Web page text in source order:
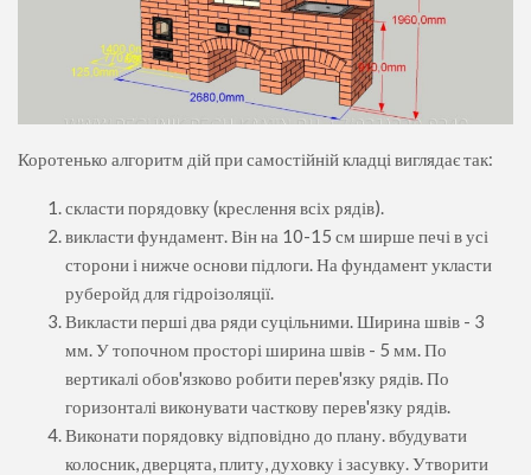
Коротенько алгоритм дій при самостійній кладці виглядає так:
скласти порядовку (креслення всіх рядів).
викласти фундамент. Він на 10-15 см ширше печі в усі
сторони і нижче основи підлоги. На фундамент укласти
руберойд для гідроізоляції.
Викласти перші два ряди суцільними. Ширина швів - 3
мм. У топочном просторі ширина швів - 5 мм. По
вертикалі обов'язково робити перев'язку рядів. По
горизонталі виконувати часткову перев'язку рядів.
Виконати порядовку відповідно до плану. вбудувати
колосник, дверцята, плиту, духовку і засувку. Утворити